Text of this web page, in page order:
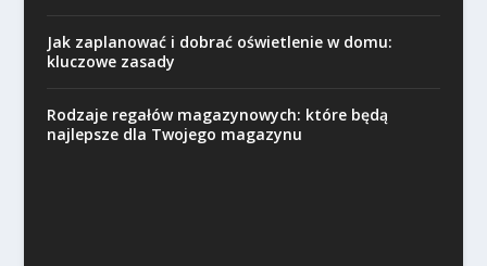
Jak zaplanować i dobrać oświetlenie w domu:
kluczowe zasady
Rodzaje regałów magazynowych: które będą
najlepsze dla Twojego magazynu